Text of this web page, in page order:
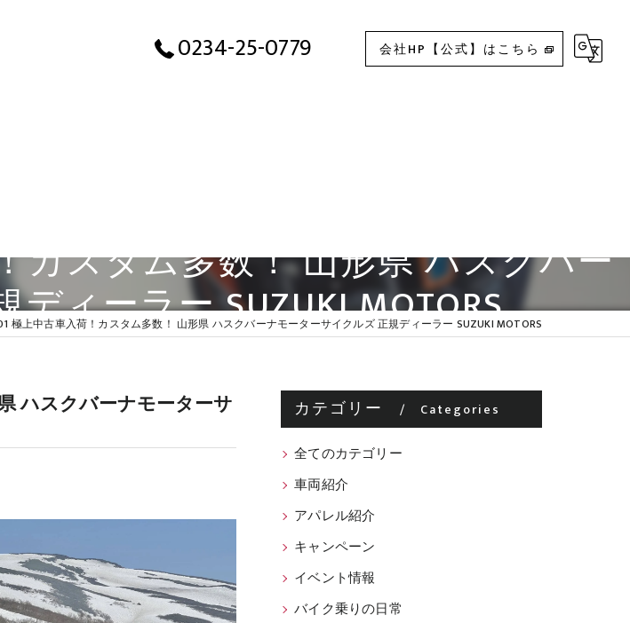
0234-25-0779 会社HP【公式】はこちら
カスタム多数！ 山形県 ハスクバー
ィーラー SUZUKI MOTORS
極上中古車入荷！カスタム多数！ 山形県 ハスクバーナモーターサイクルズ 正規ディーラー SUZUKI MOTORS
ハスクバーナモーターサ
カテゴリー Categories
全てのカテゴリー
車両紹介
アパレル紹介
キャンペーン
イベント情報
バイク乗りの日常